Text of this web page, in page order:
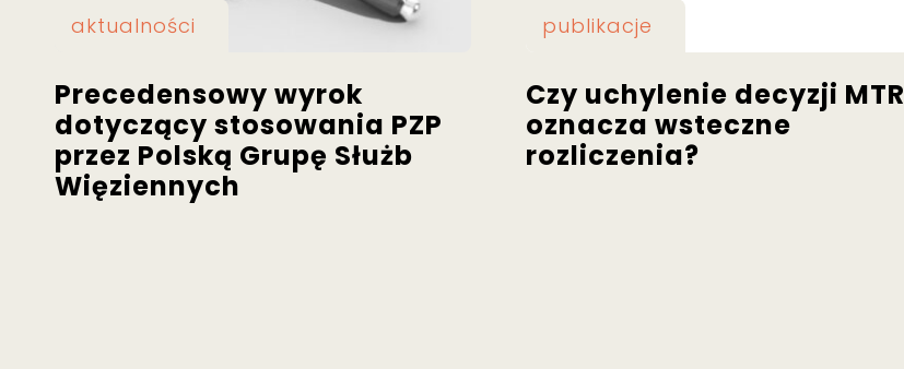
aktualności
Precedensowy wyrok
dotyczący stosowania PZP
przez Polską Grupę Służb
Więziennych
publikacje
Czy uchylenie decyzji MTR
oznacza wsteczne
rozliczenia?